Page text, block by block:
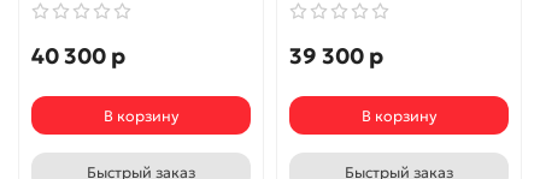
40 300 р
В корзину
Быстрый заказ
39 300 р
В корзину
Быстрый заказ